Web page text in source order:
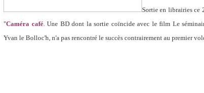
Sortie en librairies ce
"Caméra café. Une BD dont la sortie coïncide avec le film Le
Yvan le Bolloc'h, n'a pas rencontré le succès contrairement au premier